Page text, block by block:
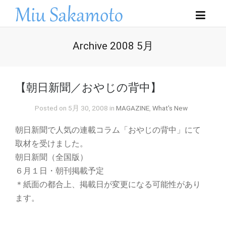
Archive 2008 5月
【朝日新聞／おやじの背中】
Posted on 5月 30, 2008 in MAGAZINE, What's New
朝日新聞で人気の連載コラム「おやじの背中」にて
取材を受けました。
朝日新聞（全国版）
６月１日・朝刊掲載予定
＊紙面の都合上、掲載日が変更になる可能性があり
ます。